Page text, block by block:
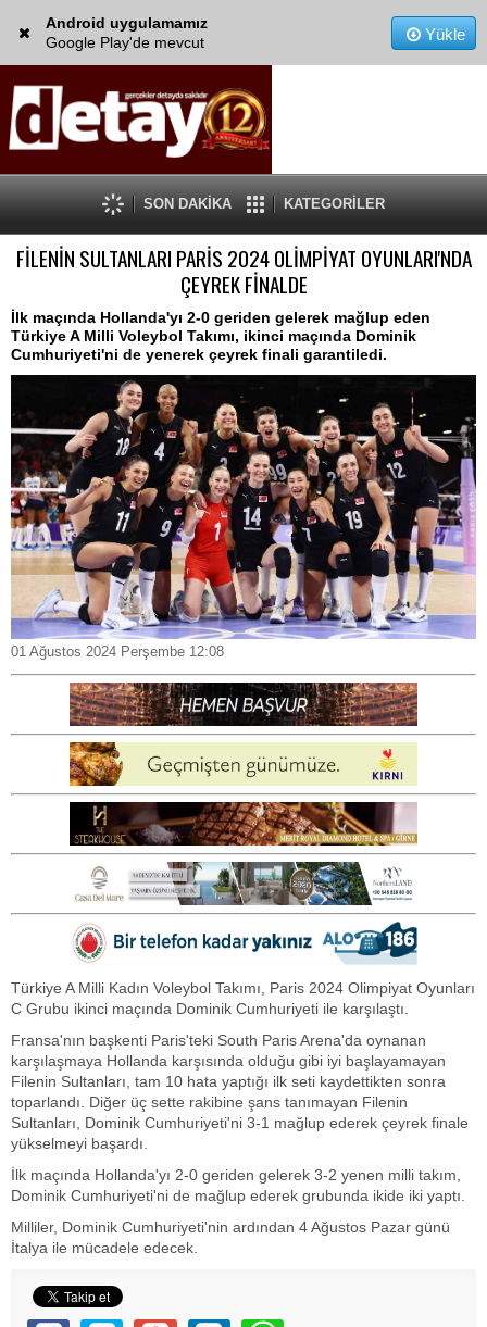
Android uygulamamız
Google Play'de mevcut
Yükle
SON DAKİKA KATEGORİLER
FİLENİN SULTANLARI PARİS 2024 OLİMPİYAT OYUNLARI'NDA
ÇEYREK FİNALDE
İlk maçında Hollanda'yı 2-0 geriden gelerek mağlup eden
Türkiye A Milli Voleybol Takımı, ikinci maçında Dominik
Cumhuriyeti'ni de yenerek çeyrek finali garantiledi.
01 Ağustos 2024 Perşembe 12:08
Türkiye A Milli Kadın Voleybol Takımı, Paris 2024 Olimpiyat Oyunları
C Grubu ikinci maçında Dominik Cumhuriyeti ile karşılaştı.
Fransa'nın başkenti Paris'teki South Paris Arena'da oynanan
karşılaşmaya Hollanda karşısında olduğu gibi iyi başlayamayan
Filenin Sultanları, tam 10 hata yaptığı ilk seti kaydettikten sonra
toparlandı. Diğer üç sette rakibine şans tanımayan Filenin
Sultanları, Dominik Cumhuriyeti'ni 3-1 mağlup ederek çeyrek finale
yükselmeyi başardı.
İlk maçında Hollanda'yı 2-0 geriden gelerek 3-2 yenen milli takım,
Dominik Cumhuriyeti'ni de mağlup ederek grubunda ikide iki yaptı.
Milliler, Dominik Cumhuriyeti'nin ardından 4 Ağustos Pazar günü
İtalya ile mücadele edecek.